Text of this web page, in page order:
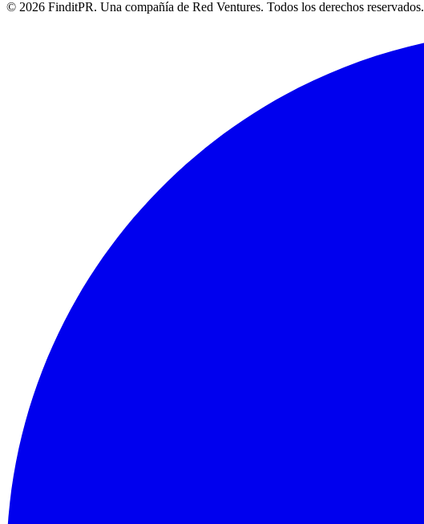
© 2026 FinditPR. Una compañía de Red Ventures. Todos los derechos reservados.